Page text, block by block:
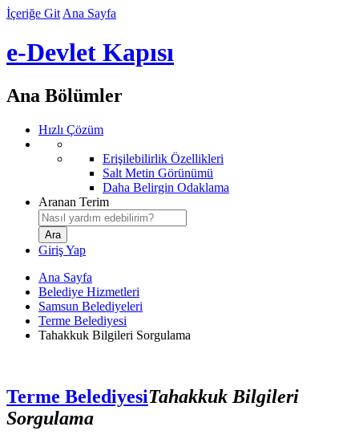
İçeriğe Git Ana Sayfa
e-Devlet Kapısı
Ana Bölümler
Hızlı Çözüm
Erişilebilirlik Özellikleri
Salt Metin Görünümü
Daha Belirgin Odaklama
Aranan Terim
Giriş Yap
Ana Sayfa
Belediye Hizmetleri
Samsun Belediyeleri
Terme Belediyesi
Tahakkuk Bilgileri Sorgulama
Terme BelediyesiTahakkuk Bilgileri
Sorgulama